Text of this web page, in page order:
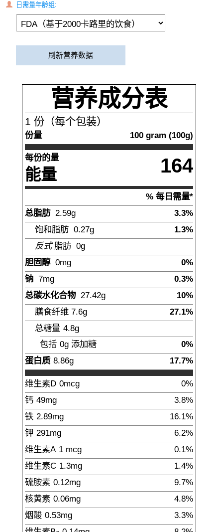
日需量年龄组:
刷新营养数据
营养成分表
1 份（每个包装）
份量 100 gram (100g)
每份的量
能量 164
% 每日需量*
总脂肪 2.59g
3.3%
饱和脂肪 0.27g
1.3%
反式脂肪 0g
胆固醇 0mg
0%
钠 7mg
0.3%
总碳水化合物 27.42g
10%
膳食纤维 7.6g
27.1%
总糖量 4.8g
包括 0g 添加糖
0%
蛋白质 8.86g 17.7%
维生素D 0mcg
0%
钙 49mg
3.8%
铁 2.89mg
16.1%
钾 291mg
6.2%
维生素A 1 mcg
0.1%
维生素C 1.3mg
1.4%
硫胺素 0.12mg
9.7%
核黄素 0.06mg
4.8%
烟酸 0.53mg
3.3%